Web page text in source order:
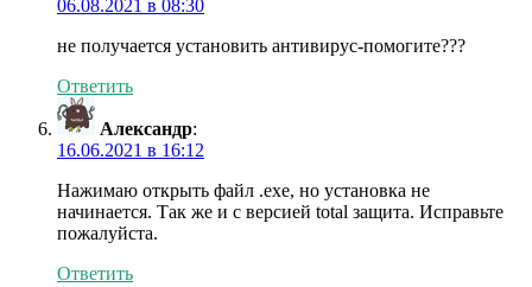
06.08.2021 в 08:30
не получается установить антивирус-помогите???
Ответить
Александр:
16.06.2021 в 16:12
Нажимаю открыть файл .exe, но установка не
начинается. Так же и с версией total защита. Исправьте
пожалуйста.
Ответить